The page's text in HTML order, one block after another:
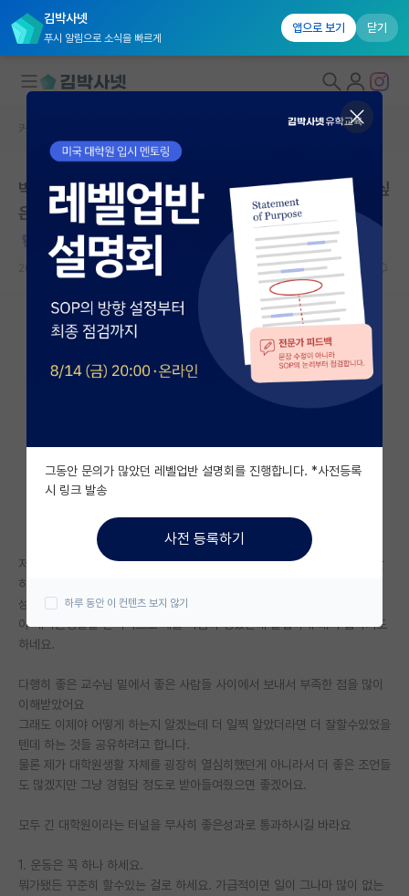
김박사넷
푸시 알림으로 소식을 빠르게
앱으로 보기 닫기
대학원생 모집
국내대학원 정보
연구실&오픈랩
커뮤니티
커뮤니티 홈
전체글보기
베스트 게시판
자유 게시판(아무개랩)
미국 유학 게시판
미국 대학원 합격 후기 게시판
대학원생 모집 게시판
연구실(PI) 홍보 게시판
임용 정보 게시판
학부 인턴 게시판
취업 게시판
인문사회 계열 게시판
커뮤니티 홈
박사졸업을 앞두고 더 일찍알았으면 더 잘할수있을텐데 싶
은 것들
사려깊은 존 폰 노이만
2024.02.01 35 51206
저는 KY에서 학석박을 모두 하고 이제 2월에 졸업이 예정돼있는 이공계 말
하는 감자입니다.(ML/CS x)
성과만 놓고 보면 나쁘지 않게 한것같은데 아직 한창 부족하기도 하고 이제
야 대학원생활을 본격적으로 해볼 마음이 생겼는데 졸업하게 돼서 겁나기도
하네요.
다행히 좋은 교수님 밑에서 좋은 사람들 사이에서 보내서 부족한 점을 많이
이해받았어요
그래도 이제야 어떻게 하는지 알겠는데 더 일찍 알았더라면 더 잘할수있었을
텐데 하는 것들 공유하려고 합니다.
물론 제가 대학원생활 자체를 굉장히 열심히했던게 아니라서 더 좋은 조언들
도 많겠지만 그냥 경험담 정도로 받아들여줬으면 좋겠어요.
모두 긴 대학원이라는 터널을 무사히 좋은성과로 통과하시길 바라요
1. 운동은 꼭 하나 하세요.
뭐가됐든 꾸준히 할수있는 걸로 하세요. 가급적이면 일이 그나마 많이 없는
그동안 문의가 많았던 레벨업반 설명회를 진행합니다. *사전등록
시 링크 발송
사전 등록하기
하루 동안 이 컨텐츠 보지 않기